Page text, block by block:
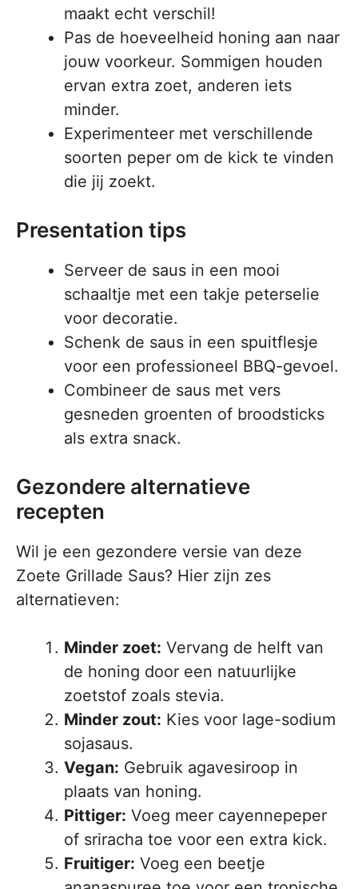
maakt echt verschil!
Pas de hoeveelheid honing aan naar
jouw voorkeur. Sommigen houden
ervan extra zoet, anderen iets
minder.
Experimenteer met verschillende
soorten peper om de kick te vinden
die jij zoekt.
Presentation tips
Serveer de saus in een mooi
schaaltje met een takje peterselie
voor decoratie.
Schenk de saus in een spuitflesje
voor een professioneel BBQ-gevoel.
Combineer de saus met vers
gesneden groenten of broodsticks
als extra snack.
Gezondere alternatieve
recepten
Wil je een gezondere versie van deze
Zoete Grillade Saus? Hier zijn zes
alternatieven:
Minder zoet: Vervang de helft van
de honing door een natuurlijke
zoetstof zoals stevia.
Minder zout: Kies voor lage-sodium
sojasaus.
Vegan: Gebruik agavesiroop in
plaats van honing.
Pittiger: Voeg meer cayennepeper
of sriracha toe voor een extra kick.
Fruitiger: Voeg een beetje